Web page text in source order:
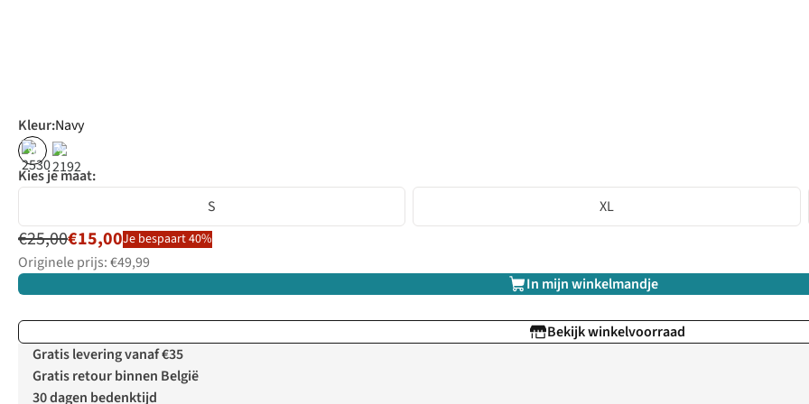
Kleur:Navy
% %
Kies je maat:
S
XL
€25,00€15,00Je bespaart 40%
Originele prijs: €49,99
In mijn winkelmandje
Bekijk winkelvoorraad
Gratis levering vanaf €35
Gratis retour binnen België
30 dagen bedenktijd